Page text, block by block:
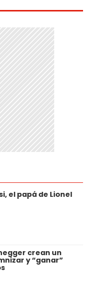
el papá de Lionel
crean un
y “ganar”